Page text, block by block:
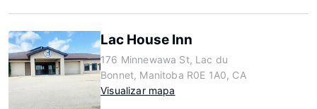
Lac House Inn
176 Minnewawa St, Lac du
Bonnet, Manitoba R0E 1A0, CA
Visualizar mapa